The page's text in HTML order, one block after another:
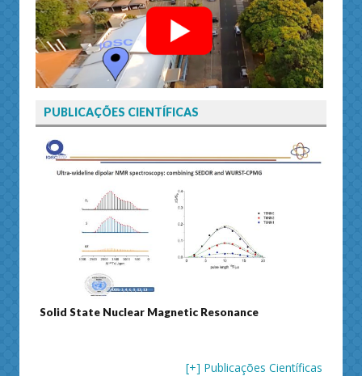
PUBLICAÇÕES CIENTÍFICAS
Solid State Nuclear Magnetic Resonance
[+] Publicações Científicas